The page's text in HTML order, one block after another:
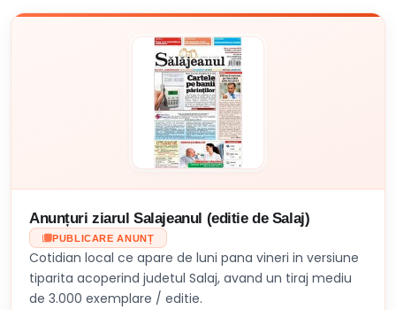
Anunțuri ziarul Salajeanul (editie de Salaj)
PUBLICARE ANUNȚ
Cotidian local ce apare de luni pana vineri in versiune
tiparita acoperind judetul Salaj, avand un tiraj mediu
de 3.000 exemplare / editie.